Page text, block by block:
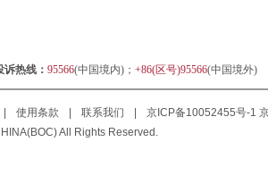
热线： 95566(中国境内)； +86(区号)95566(中国境外)
使用条款 联系我们 京ICP备10052455号-1
All Rights Reserved.